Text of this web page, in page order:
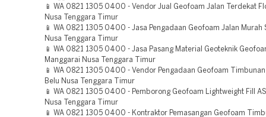
📱 WA 0821 1305 0400 - Vendor Jual Geofoam Jalan Terdekat
Nusa Tenggara Timur
📱 WA 0821 1305 0400 - Jasa Pengadaan Geofoam Jalan Murah
Nusa Tenggara Timur
📱 WA 0821 1305 0400 - Jasa Pasang Material Geoteknik
Manggarai Nusa Tenggara Timur
📱 WA 0821 1305 0400 - Vendor Pengadaan Geofoam
Belu Nusa Tenggara Timur
📱 WA 0821 1305 0400 - Pemborong Geofoam Lightweight Fill
Nusa Tenggara Timur
📱 WA 0821 1305 0400 - Kontraktor Pemasangan Geofoam